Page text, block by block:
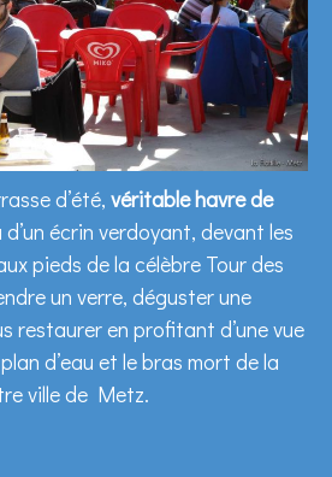
d’été, véritable havre de
écrin verdoyant, devant les
pieds de la célèbre Tour des
un verre, déguster une
restaurer en profitant d’une vue
d’eau et le bras mort de la
ville de Metz.